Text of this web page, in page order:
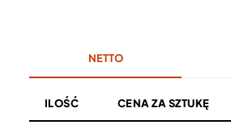
NETTO
ILOŚĆ CENA ZA SZTUKĘ